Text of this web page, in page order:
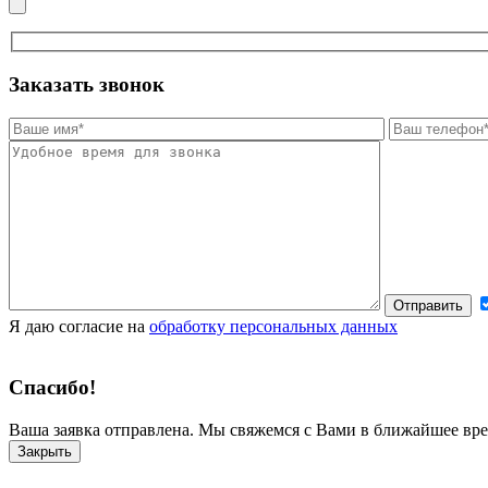
Заказать звонок
Я даю согласие на обработку персональных данных
Спасибо!
Ваша заявка отправлена. Мы свяжемся с Вами в ближайшее
Закрыть